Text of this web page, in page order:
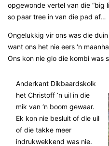
opgewonde vertel van die “big
so paar tree in van die pad af…
Ongelukkig vir ons was die
want ons het nie eers ‘n
Ons kon nie glo die kombi was
Anderkant Dikbaardskolk
het Christoff ‘n uil in die
mik van ‘n boom gewaar.
Ek kon nie besluit of die uil
of die takke meer
indrukwekkend was nie.